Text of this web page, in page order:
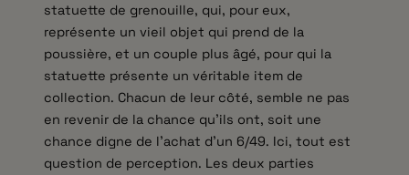
statuette de grenouille, qui, pour eux,
représente un vieil objet qui prend de la
poussière, et un couple plus âgé, pour qui la
statuette présente un véritable item de
collection. Chacun de leur côté, semble ne pas
en revenir de la chance qu’ils ont, soit une
chance digne de l’achat d’un 6/49. Ici, tout est
question de perception. Les deux parties